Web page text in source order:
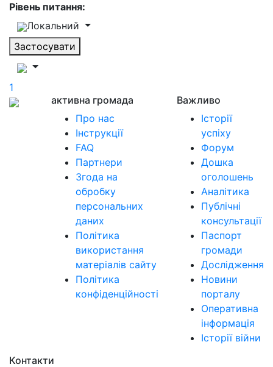
Рівень питання:
Локальний
Застосувати
1
активна громада
Про нас
Інструкції
FAQ
Партнери
Згода на
обробку
персональних
даних
Політика
використання
матеріалів сайту
Політика
конфіденційності
Важливо
Історії
успіху
Форум
Дошка
оголошень
Аналітика
Публічні
консультації
Паспорт
громади
Дослідження
Новини
порталу
Оперативна
інформація
Історії війни
Контакти